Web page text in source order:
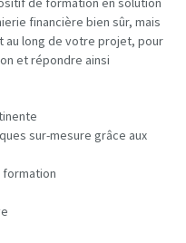
financière bien sûr, mais
au long de votre projet, pour
et répondre ainsi
sur-mesure grâce aux
formation